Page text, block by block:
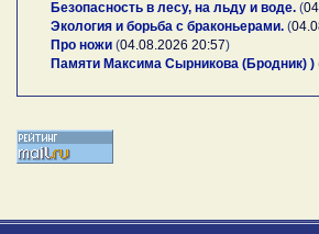
Безопасность в лесу, на льду и воде. (
Экология и борьба с браконьерами. (
Про ножи (04.08.2026 20:57)
Памяти Максима Сырникова (Бродник) )